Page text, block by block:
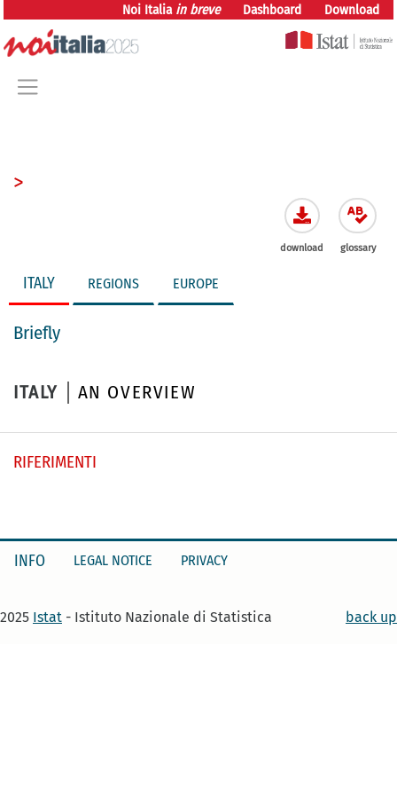
vai direttamente al contenuto
Noi Italiain breve Dashboard Download
>
ITALY REGIONS EUROPE
download glossary
Briefly
ITALY AN OVERVIEW
RIFERIMENTI
INFO LEGAL NOTICE PRIVACY
back up
2025 Istat - Istituto Nazionale di Statistica